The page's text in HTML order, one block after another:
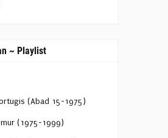
~ Playlist
(Abad 15-1975)
(1975-1999)